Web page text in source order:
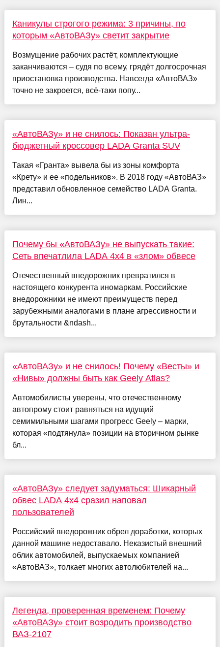
Каникулы строгого режима: 3 причины, по
которым «АвтоВАЗу» светит закрытие
Возмущение рабочих растёт, комплектующие
заканчиваются – судя по всему, грядёт долгосрочная
приостановка производства. Навсегда «АвтоВАЗ»
точно не закроется, всё-таки попу...
«АвтоВАЗу» и не снилось: Показан ультра-
бюджетный кроссовер LADA Granta SUV
Такая «Гранта» вывела бы из зоны комфорта
«Крету» и ее «подельников». В 2018 году «АвтоВАЗ»
представил обновленное семейство LADA Granta.
Лин...
Почему бы «АвтоВАЗу» не выпускать такие:
Сеть впечатлила LADA 4x4 в «злом» обвесе
Отечественный внедорожник превратился в
настоящего конкурента иномаркам. Российские
внедорожники не имеют преимуществ перед
зарубежными аналогами в плане агрессивности и
брутальности &ndash...
«АвтоВАЗу» и не снилось! Почему «Весты» и
«Нивы» должны быть как Geely Atlas?
Автомобилисты уверены, что отечественному
автопрому стоит равняться на идущий
семимильными шагами прогресс Geely – марки,
которая «подтянула» позиции на вторичном рынке
бл...
«АвтоВАЗу» следует задуматься: Шикарный
обвес LADA 4x4 сразил наповал
пользователей
Российский внедорожник обрел доработки, которых
данной машине недоставало. Неказистый внешний
облик автомобилей, выпускаемых компанией
«АвтоВАЗ», толкает многих автолюбителей на...
Легенда, проверенная временем: Почему
«АвтоВАЗу» стоит возродить производство
ВАЗ-2107